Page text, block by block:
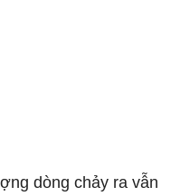
dòng chảy ra vẫn